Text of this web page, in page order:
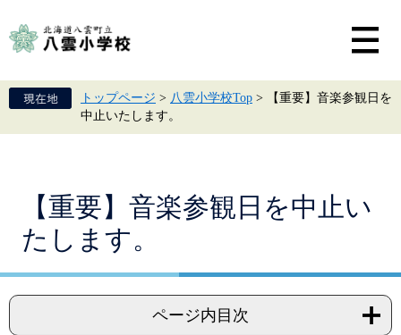
ジ
頭
で
ュ
飛
ば
て
トップページ > 八雲小学校Top >
【重要】音楽参観日を
中止いたします。
【重要】音楽参観日を中止い
たします。
ページ内目次